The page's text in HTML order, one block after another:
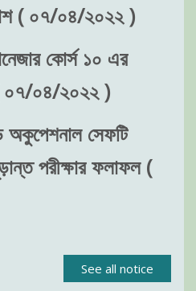
( ০৭/০৪/২০২২ )
কোর্স ১০ এর
( ০৭/০৪/২০২২ )
অকুপেশনাল সেফটি
পরীক্ষার ফলাফল (
See all notice